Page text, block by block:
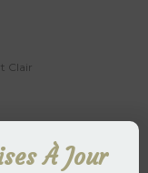
À Jour